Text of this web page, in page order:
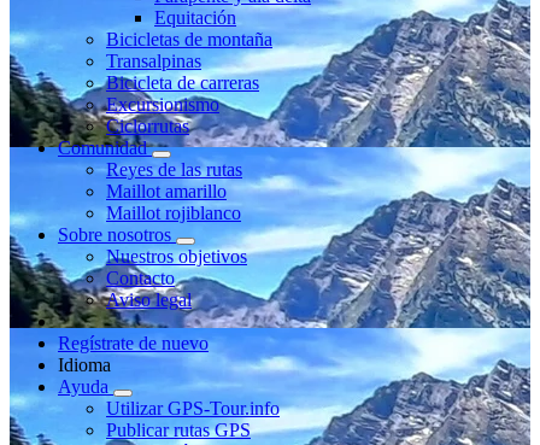
Equitación
Bicicletas de montaña
Transalpinas
Bicicleta de carreras
Excursionismo
Ciclorrutas
Comunidad
Reyes de las rutas
Maillot amarillo
Maillot rojiblanco
Sobre nosotros
Nuestros objetivos
Contacto
Aviso legal
Regístrate de nuevo
Idioma
Ayuda
Utilizar GPS-Tour.info
Publicar rutas GPS